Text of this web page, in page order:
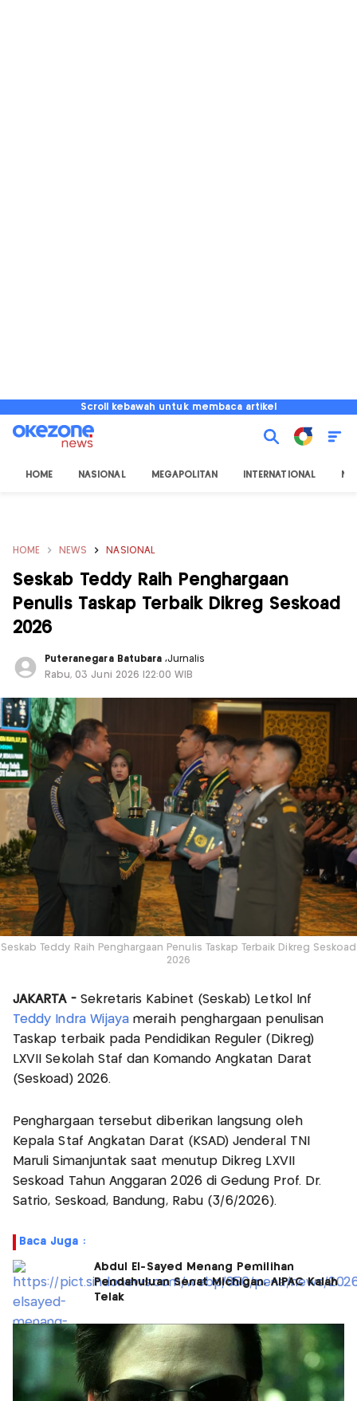
Scroll kebawah untuk membaca artikel
HOME NASIONAL MEGAPOLITAN INTERNATIONAL
HOME NEWS NASIONAL
Seskab Teddy Raih Penghargaan
Penulis Taskap Terbaik Dikreg Seskoad
2026
Puteranegara Batubara,Jurnalis
Rabu, 03 Juni 2026 |22:00 WIB
Seskab Teddy Raih Penghargaan Penulis Taskap Terbaik Dikreg Seskoad
2026
JAKARTA - Sekretaris Kabinet (Seskab) Letkol Inf
Teddy Indra Wijaya meraih penghargaan penulisan
Taskap terbaik pada Pendidikan Reguler (Dikreg)
LXVII Sekolah Staf dan Komando Angkatan Darat
(Seskoad) 2026.
Penghargaan tersebut diberikan langsung oleh
Kepala Staf Angkatan Darat (KSAD) Jenderal TNI
Maruli Simanjuntak saat menutup Dikreg LXVII
Seskoad Tahun Anggaran 2026 di Gedung Prof. Dr.
Satrio, Seskoad, Bandung, Rabu (3/6/2026).
Baca Juga :
Abdul El-Sayed Menang Pemilihan
Pendahuluan Senat Michigan, AIPAC Kalah
Telak